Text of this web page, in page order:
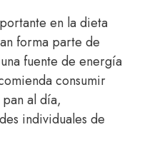
en la dieta
forma parte de
fuente de energía
consumir
al día,
individuales de